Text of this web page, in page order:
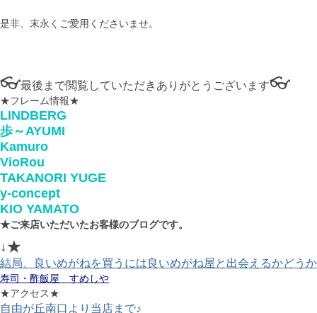
是非、末永くご愛用くださいませ。
👓最後まで閲覧していただきありがとうございます👓
★フレーム情報★
LINDBERG
歩～AYUMI
Kamuro
VioRou
TAKANORI YUGE
y-concept
KIO YAMATO
★ご来店いただいたお客様のブログです。
↓★
結局、良いめがねを買うには良いめがね屋と出会えるかどうか
寿司・酢飯屋 すめしや
★アクセス★
自由が丘南口より当店まで♪